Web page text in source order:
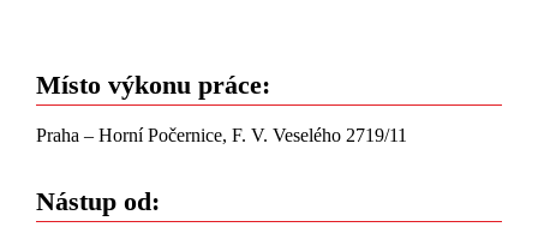
Místo výkonu práce:
Praha – Horní Počernice, F. V. Veselého 2719/11
Nástup od: